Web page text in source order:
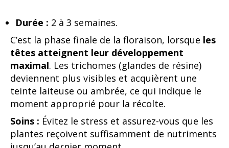
Durée : 2 à 3 semaines.
C’est la phase finale de la floraison, lorsque les
têtes atteignent leur développement
maximal. Les trichomes (glandes de résine)
deviennent plus visibles et acquièrent une
teinte laiteuse ou ambrée, ce qui indique le
moment approprié pour la récolte.
Soins : Évitez le stress et assurez-vous que les
plantes reçoivent suffisamment de nutriments